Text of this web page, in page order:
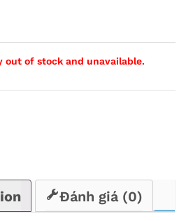
of stock and unavailable.
Đánh giá (0)